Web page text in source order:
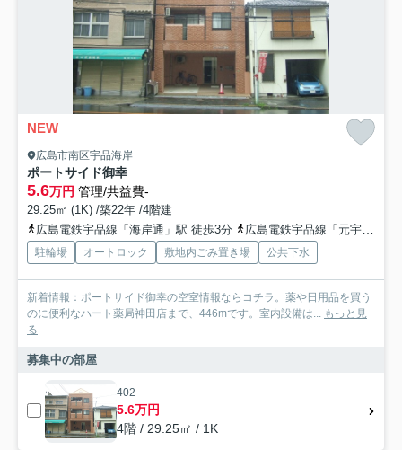
NEW
広島市南区宇品海岸
ポートサイド御幸
5.6万円 管理/共益費-
29.25㎡ (1K) /築22年 /4階建
広島電鉄宇品線「海岸通」駅 徒歩3分
広島電鉄宇品線「元宇品口」駅 徒歩4分
駐輪場 オートロック 敷地内ごみ置き場 公共下水
新着情報：ポートサイド御幸の空室情報ならコチラ。薬や日用品を買う
のに便利なハート薬局神田店まで、446mです。室内設備は... もっと見
る
募集中の部屋
402
5.6万円
4階 / 29.25㎡ / 1K